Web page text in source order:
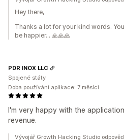
Hey there,
Thanks a lot for your kind words.
be happier... 🙏🙏🙏
I'm very happy with the
revenue.
PDR INOX LLC
Spojené státy
Doba používání aplikace: 7 měsíci
Vývojář Growth Hacking Studio